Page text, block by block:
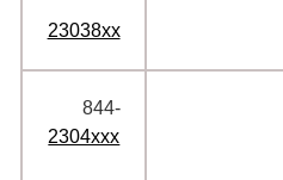
23038xx
844‑
2304xxx